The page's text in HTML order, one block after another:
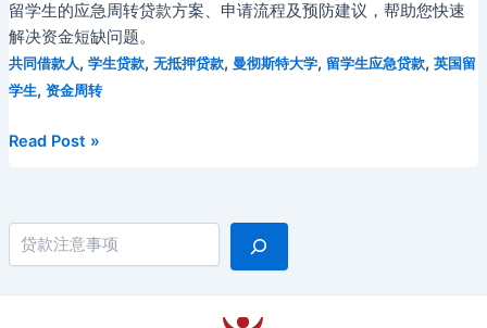
搜索
留学生的应急周转贷款方案、申请流程及预防建议，帮助您快速
解决资金短缺问题。
共同借款人, 学生贷款, 无抵押贷款, 曼彻斯特大学, 留学生应急贷款, 英国留
学生, 资金周转
曼
特
大
学
Read Post »